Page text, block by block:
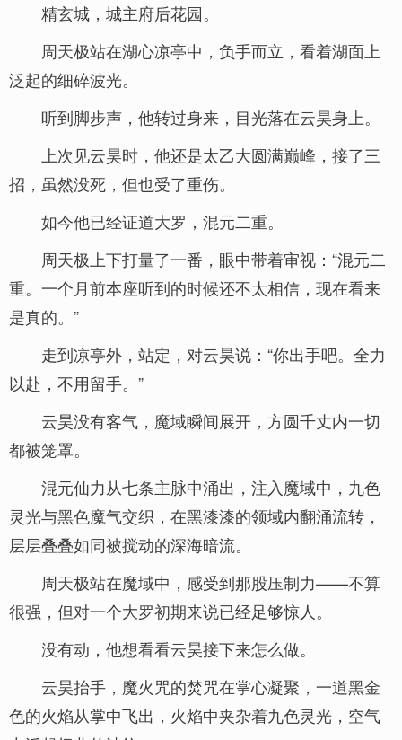
精玄城，城主府后花园。
周天极站在湖心凉亭中，负手而立，看着湖面上
泛起的细碎波光。
听到脚步声，他转过身来，目光落在云昊身上。
上次见云昊时，他还是太乙大圆满巅峰，接了三
招，虽然没死，但也受了重伤。
如今他已经证道大罗，混元二重。
周天极上下打量了一番，眼中带着审视：“混元二
重。一个月前本座听到的时候还不太相信，现在看来
是真的。”
走到凉亭外，站定，对云昊说：“你出手吧。全力
以赴，不用留手。”
云昊没有客气，魔域瞬间展开，方圆千丈内一切
都被笼罩。
混元仙力从七条主脉中涌出，注入魔域中，九色
灵光与黑色魔气交织，在黑漆漆的领域内翻涌流转，
层层叠叠如同被搅动的深海暗流。
周天极站在魔域中，感受到那股压制力——不算
很强，但对一个大罗初期来说已经足够惊人。
没有动，他想看看云昊接下来怎么做。
云昊抬手，魔火咒的焚咒在掌心凝聚，一道黑金
色的火焰从掌中飞出，火焰中夹杂着九色灵光，空气